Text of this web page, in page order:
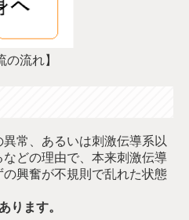
の流れ】
常、あるいは刺激伝導系以
どの理由で、本来刺激伝導
興奮が不規則で乱れた状態
ります。